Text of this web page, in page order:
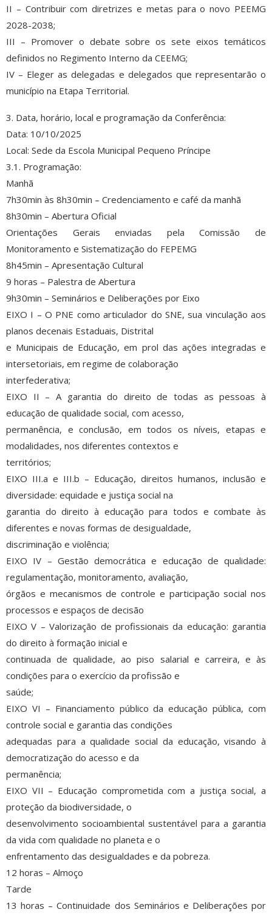
II – Contribuir com diretrizes e metas para o novo PEEMG
2028-2038;
III – Promover o debate sobre os sete eixos temáticos
definidos no Regimento Interno da CEEMG;
IV – Eleger as delegadas e delegados que representarão o
município na Etapa Territorial.
3. Data, horário, local e programação da Conferência:
Data: 10/10/2025
Local: Sede da Escola Municipal Pequeno Príncipe
3.1. Programação:
Manhã
7h30min às 8h30min – Credenciamento e café da manhã
8h30min – Abertura Oficial
Orientações Gerais enviadas pela Comissão de
Monitoramento e Sistematização do FEPEMG
8h45min – Apresentação Cultural
9 horas – Palestra de Abertura
9h30min – Seminários e Deliberações por Eixo
EIXO I – O PNE como articulador do SNE, sua vinculação aos
planos decenais Estaduais, Distrital
e Municipais de Educação, em prol das ações integradas e
intersetoriais, em regime de colaboração
interfederativa;
EIXO II – A garantia do direito de todas as pessoas à
educação de qualidade social, com acesso,
permanência, e conclusão, em todos os níveis, etapas e
modalidades, nos diferentes contextos e
territórios;
EIXO III.a e III.b – Educação, direitos humanos, inclusão e
diversidade: equidade e justiça social na
garantia do direito à educação para todos e combate às
diferentes e novas formas de desigualdade,
discriminação e violência;
EIXO IV – Gestão democrática e educação de qualidade:
regulamentação, monitoramento, avaliação,
órgãos e mecanismos de controle e participação social nos
processos e espaços de decisão
EIXO V – Valorização de profissionais da educação: garantia
do direito à formação inicial e
continuada de qualidade, ao piso salarial e carreira, e às
condições para o exercício da profissão e
saúde;
EIXO VI – Financiamento público da educação pública, com
controle social e garantia das condições
adequadas para a qualidade social da educação, visando à
democratização do acesso e da
permanência;
EIXO VII – Educação comprometida com a justiça social, a
proteção da biodiversidade, o
desenvolvimento socioambiental sustentável para a garantia
da vida com qualidade no planeta e o
enfrentamento das desigualdades e da pobreza.
12 horas – Almoço
Tarde
13 horas – Continuidade dos Seminários e Deliberações por